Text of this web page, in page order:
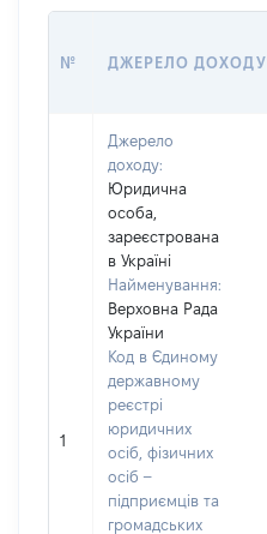
№ ДЖЕРЕЛО ДОХОДУ
1
Джерело
доходу:
Юридична
особа,
зареєстрована
в Україні
Найменування:
Верховна Рада
України
Код в Єдиному
державному
реєстрі
юридичних
осіб, фізичних
осіб –
підприємців та
громадських